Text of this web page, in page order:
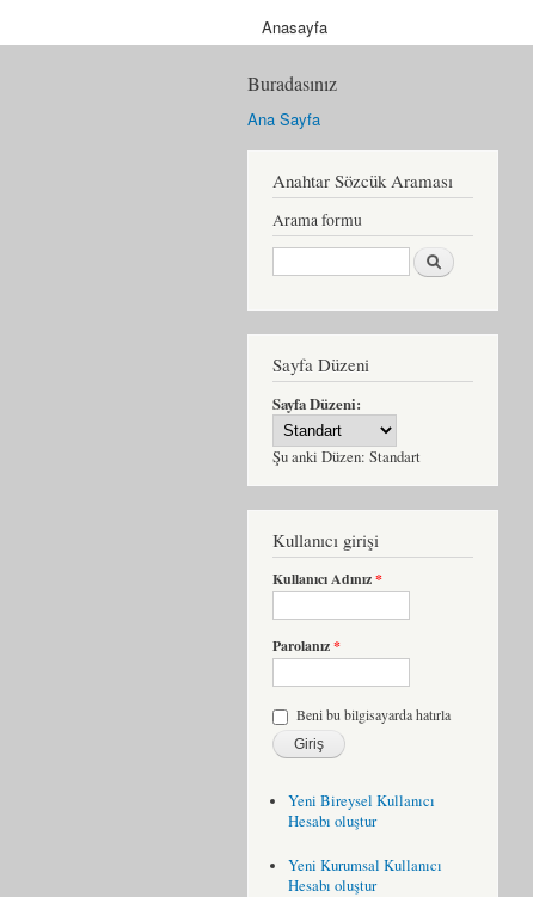
Anasayfa
Buradasınız
Ana Sayfa
Anahtar Sözcük Araması
Arama formu
Ara
Sayfa Düzeni
Sayfa Düzeni:
Şu anki Düzen: Standart
Kullanıcı girişi
Kullanıcı Adınız*
Parolanız*
Beni bu bilgisayarda hatırla
Yeni Bireysel Kullanıcı
Hesabı oluştur
Yeni Kurumsal Kullanıcı
Hesabı oluştur